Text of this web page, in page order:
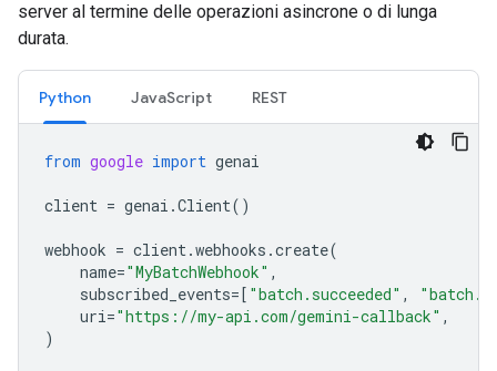
server al termine delle operazioni asincrone o di lunga
durata.
Python JavaScript REST
from google import genai
client = genai .Client()
webhook = client.webhooks .create(
name="MyBatchWebhook" ,
subscribed_events=[ "batch.succeeded" ,
uri="https://my-api.com/gemini-callback" ,
)